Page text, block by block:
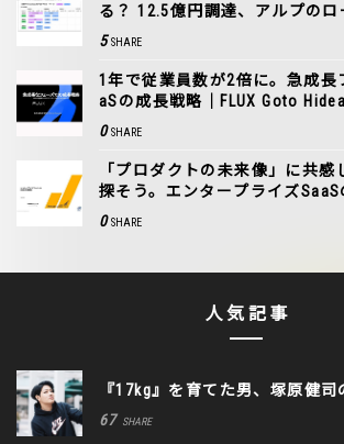
る？ 12.5億円調達、アルプの
5 SHARE
1年で従業員数が2倍に。急成長
aSの成長戦略｜FLUX Goto
0 SHARE
「プロダクトの未来像」に共感
探そう。エンタープライズ
0 SHARE
人気記事
『17kg』を育てた男、塚原健
67 SHARE